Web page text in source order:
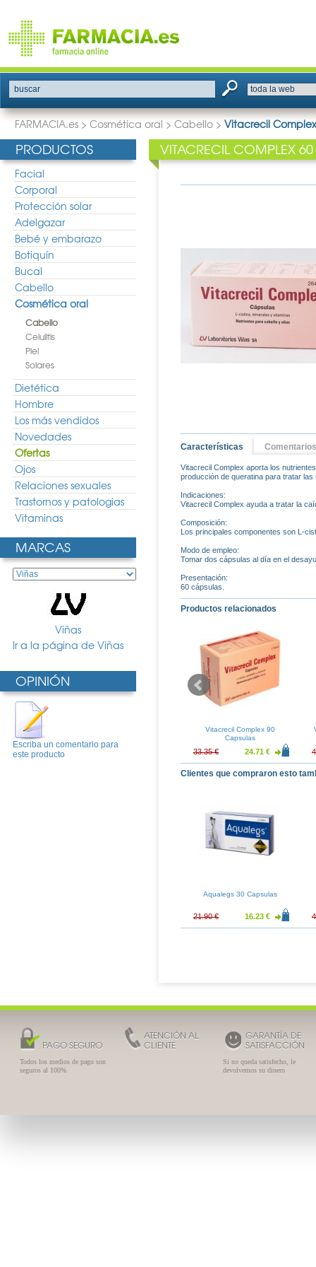
buscar
FARMACIA.es > Cosmética oral > Cabello > Vitacrecil
PRODUCTOS
Facial
Corporal
Protección solar
Adelgazar
Bebé y embarazo
Botiquín
Bucal
Cabello
Cosmética oral
Cabello
Celulitis
Piel
Solares
Dietética
Hombre
Los más vendidos
Novedades
Ofertas
Ojos
Relaciones sexuales
Trastornos y patologias
Vitaminas
MARCAS
Viñas
Ir a la página de Viñas
OPINIÓN
Escriba un comentario para
este producto
VITACRECIL COMPLEX
Características Comentarios
Vitacrecil Complex aporta los
producción de queratina para tratar
Indicaciones:
Vitacrecil Complex ayuda a tratar la
Composición:
Los principales componentes son L-
Modo de empleo:
Tomar dos cápsulas al día en el
Presentación:
60 cápsulas.
Productos relacionados
Complex
15.17 €
Vitacrecil Complex 90
Capsulas
33.35 € 24.71 €
Clientes que compraron esto
Aqualegs 30 Capsulas
21.90 € 16.23 €
PAGO SEGURO
Todos los medios de pago son
seguros al 100%
ATENCIÓN AL
CLIENTE
GARANTÍA DE
SATISFACCIÓN
Si no queda satisfecho, le
devolvemos su dinero